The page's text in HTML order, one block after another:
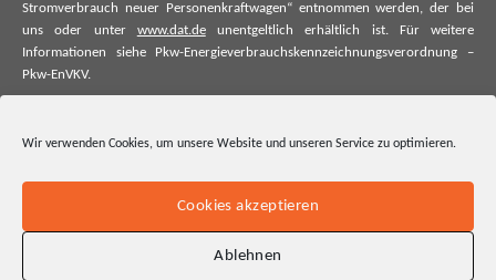
Wir verwenden Cookies, um unsere Website und unseren Service zu optimieren.
Cookies akzeptieren
Ablehnen
Stromverbrauch neuer Personenkraftwagen“ entnommen werden, der bei
uns oder unter www.dat.deunentgeltlich erhältlich ist. Für weitere
Informationen siehe Pkw-Energieverbrauchskennzeichnungsverordnung –
Pkw-EnVKV.
offiziellen spezifischen CO₂-Emissionen und ggf. zum Stromverbrauch neuer
offiziellen spezifischen CO₂-Emissionen und den offiziellen Stromverbrauch
neuer Pkw entnommen werden. Dieser ist an allen Verkaufsstellen und bei
der Deutschen Automobil Treuhand GmbH unentgeltlich erhältlich, sowie